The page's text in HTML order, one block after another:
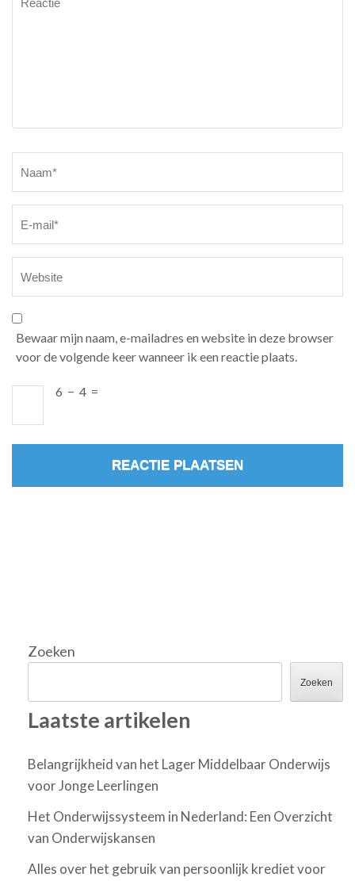
Bewaar mijn naam, e-mailadres en website in deze browser
voor de volgende keer wanneer ik een reactie plaats.
6 − 4 =
Zoeken
Zoeken
Laatste artikelen
Belangrijkheid van het Lager Middelbaar Onderwijs
voor Jonge Leerlingen
Het Onderwijssysteem in Nederland: Een Overzicht
van Onderwijskansen
Alles over het gebruik van persoonlijk krediet voor